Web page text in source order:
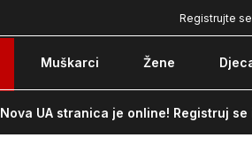
Plaćanje karticom ili pouzećemRegistrujte se
Muškarci Žene
Nova UA stranica je online! Registruj se